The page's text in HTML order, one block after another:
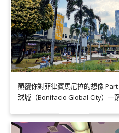
顛覆你對菲律賓馬尼拉的想像
球城（Bonifacio Global City）一